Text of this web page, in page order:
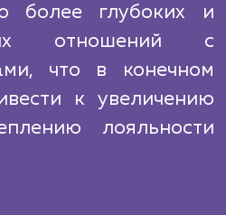
– это не просто